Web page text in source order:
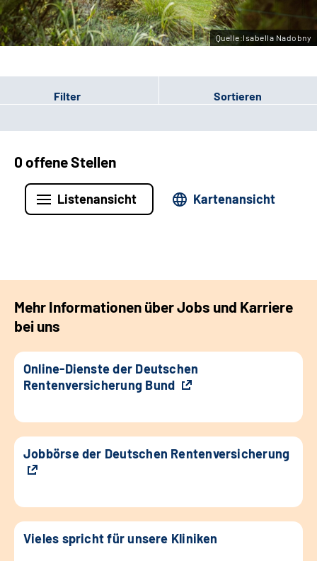
Gebärdensprache
Quelle:Isabella Nadobny
Filter Sortieren
0 offene Stellen
Listenansicht Kartenansicht
Mehr Informationen über Jobs und Karriere
bei uns
Online-Dienste der Deutschen
Rentenversicherung Bund
Jobbörse der Deutschen Rentenversicherung
Vieles spricht für unsere Kliniken